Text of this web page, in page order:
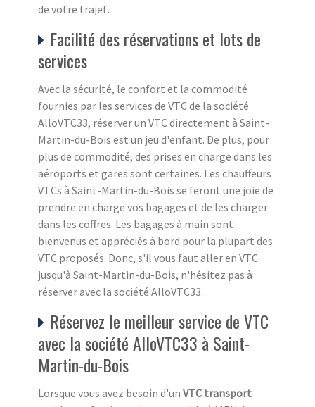
de votre trajet.
Facilité des réservations et lots de
services
Avec la sécurité, le confort et la commodité
fournies par les services de VTC de la société
AlloVTC33, réserver un VTC directement à Saint-
Martin-du-Bois est un jeu d'enfant. De plus, pour
plus de commodité, des prises en charge dans les
aéroports et gares sont certaines. Les chauffeurs
VTCs à Saint-Martin-du-Bois se feront une joie de
prendre en charge vos bagages et de les charger
dans les coffres. Les bagages à main sont
bienvenus et appréciés à bord pour la plupart des
VTC proposés. Donc, s'il vous faut aller en VTC
jusqu'à Saint-Martin-du-Bois, n'hésitez pas à
réserver avec la société AlloVTC33.
Réservez le meilleur service de VTC
avec la société AlloVTC33 à Saint-
Martin-du-Bois
Lorsque vous avez besoin d'un VTC transport